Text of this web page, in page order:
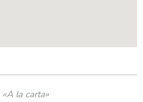
«A la carta»